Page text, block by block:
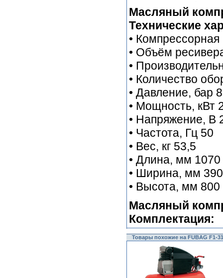
Масляный
Технические
• Компрессорная
• Объём
•
• Количество
• Давление, бар 8
• Мощность, кВт
• Напряжение, В
• Частота, Гц 50
• Вес, кг 53,5
• Длина, мм 1070
• Ширина, мм 390
• Высота, мм 800
Масляный
Комплектация:
Товары похожие на FUBAG F1-